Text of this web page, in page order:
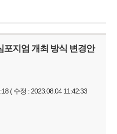
포지엄 개최 방식 변경안
( 수정 : 2023.08.04 11:42:33